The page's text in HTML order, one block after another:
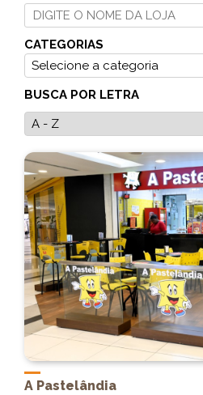
CATEGORIAS
BUSCA POR LETRA
A Pastelândia